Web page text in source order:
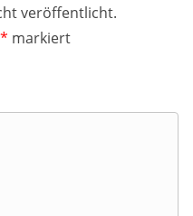
veröffentlicht.
* markiert